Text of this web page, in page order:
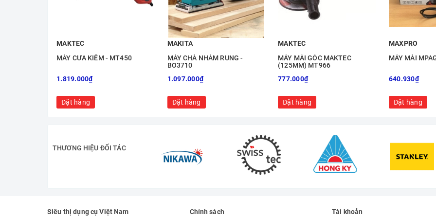
MAKTEC
MÁY CƯA KIẾM - MT450
1.819.000₫
Đặt hàng
MAKITA
MÁY CHÀ NHÁM RUNG -
BO3710
1.097.000₫
Đặt hàng
MAKTEC
MÁY MÀI GÓC MAKTEC
(125MM) MT966
777.000₫
Đặt hàng
MAXPRO
MÁY MÀI
640.930₫
Đặt hàng
THƯƠNG HIỆU ĐỐI TÁC
Siêu thị dụng cụ Việt Nam Chính sách Tài khoản